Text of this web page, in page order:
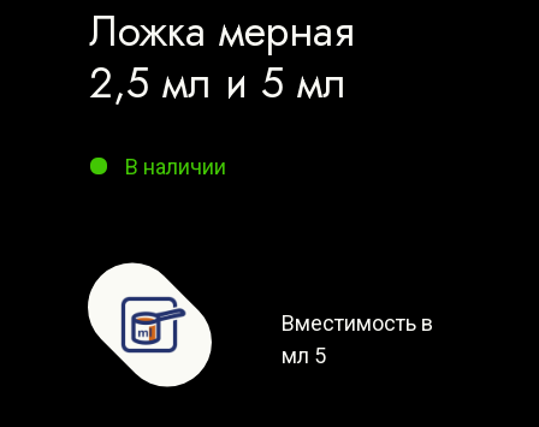
Ложка мерная
2,5 мл и 5 мл
Вместимость в
мл 5
В наличии